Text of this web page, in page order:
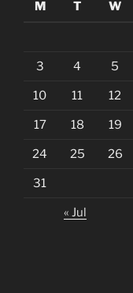
M
T W
3 4 5
10 11 12
17 18 19
24 25 26
31
« Jul